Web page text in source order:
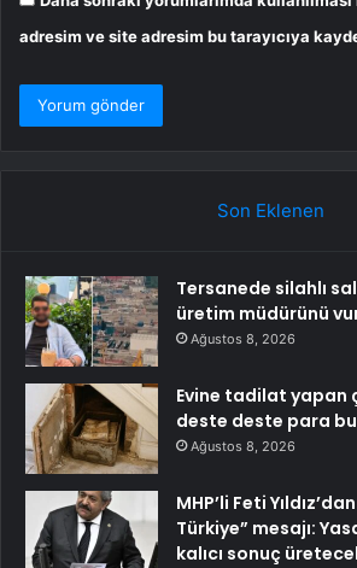
adresim ve site adresim bu tarayıcıya
Son Eklenen
Tersanede silahlı
üretim müdürünü
Ağustos 8, 2026
Evine tadilat yapan
deste deste para
Ağustos 8, 2026
MHP’li Feti
Türkiye” mesajı:
kalıcı sonuç